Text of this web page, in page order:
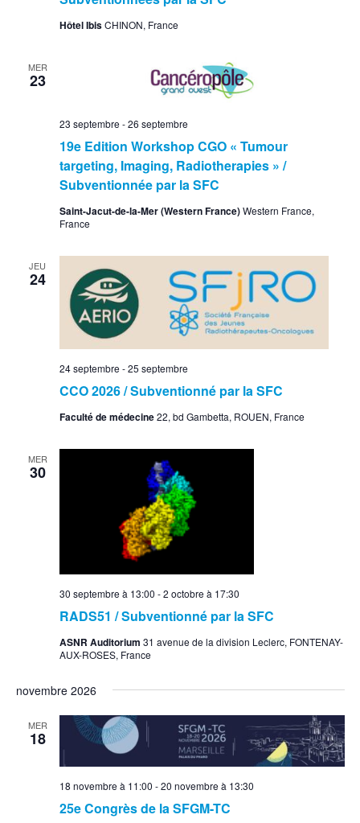
Hôtel IbisCHINON, France
MER
23
19e Edition Workshop CGO « Tumour
targeting, Imaging, Radiotherapies » /
Subventionnée par la SFC
23 septembre -26 septembre
Saint-Jacut-de-la-Mer (Western France)Western France,
France
JEU
24
CCO 2026 / Subventionné par la SFC
24 septembre -25 septembre
Faculté de médecine22, bd Gambetta, ROUEN, France
MER
30
RADS51 / Subventionné par la SFC
30 septembre à 13:00 -2 octobre à 17:30
ASNR Auditorium 31 avenue de la division Leclerc, FONTENAY-
AUX-ROSES, France
novembre 2026
MER
18
25e Congrès de la SFGM-TC
18 novembre à 11:00 -20 novembre à 13:30